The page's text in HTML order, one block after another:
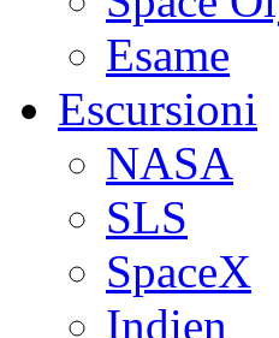
Esame
Escursioni
NASA
SLS
SpaceX
Indien